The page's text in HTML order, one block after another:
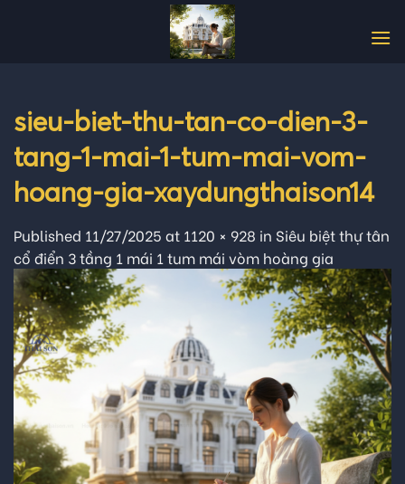
sieu-biet-thu-tan-co-dien-3-
tang-1-mai-1-tum-mai-vom-
hoang-gia-xaydungthaison14
Published 11/27/2025 at 1120 × 928 in Siêu biệt thự tân
cổ điển 3 tầng 1 mái 1 tum mái vòm hoàng gia